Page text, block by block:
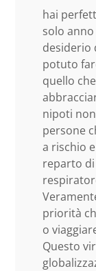
hai
solo
desiderio
potuto
quello
nipoti
persone
a rischio
reparto
priorità
o
Questo